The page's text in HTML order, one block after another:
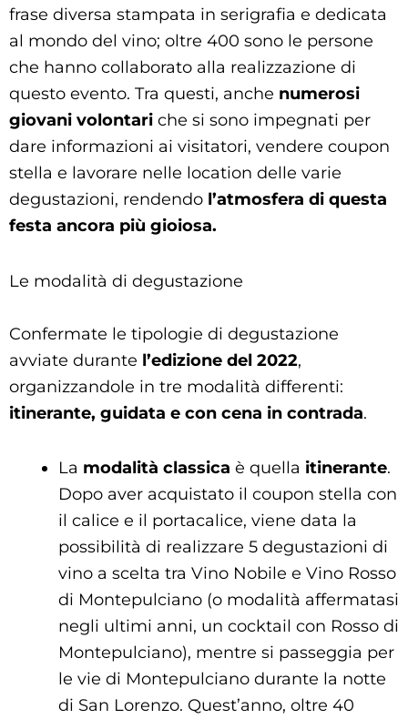
frase diversa stampata in serigrafia e dedicata
al mondo del vino; oltre 400 sono le persone
che hanno collaborato alla realizzazione di
questo evento. Tra questi, anche numerosi
giovani volontari che si sono impegnati per
dare informazioni ai visitatori, vendere coupon
stella e lavorare nelle location delle varie
degustazioni, rendendo l’atmosfera di questa
festa ancora più gioiosa.
Le modalità di degustazione
Confermate le tipologie di degustazione
avviate durante l’edizione del 2022,
organizzandole in tre modalità differenti:
itinerante, guidata e con cena in contrada.
La modalità classica è quella itinerante.
Dopo aver acquistato il coupon stella con
il calice e il portacalice, viene data la
possibilità di realizzare 5 degustazioni di
vino a scelta tra Vino Nobile e Vino Rosso
di Montepulciano (o modalità affermatasi
negli ultimi anni, un cocktail con Rosso di
Montepulciano), mentre si passeggia per
le vie di Montepulciano durante la notte
di San Lorenzo. Quest’anno, oltre 40